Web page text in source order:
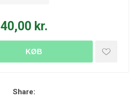
40,00 kr.
KØB
Share: